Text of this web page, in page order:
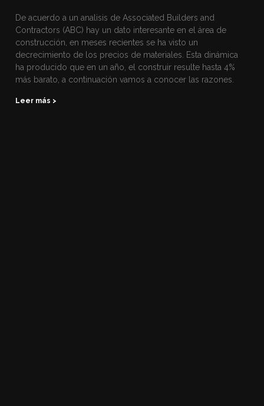
De acuerdo a un analisis de Associated Builders and
Contractors (ABC) hay un dato interesante en el área de
construcción, en meses recientes se ha visto un
decrecimiento de los precios de materiales. Esta dinámica
ha producido que en un año, el construir resulte hasta 4%
más barato, a continuación vamos a conocer las razones.
Leer más >